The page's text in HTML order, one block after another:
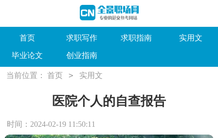
首页 求职写作 求职指南 实用文
毕业论文 创业指南
当前位置： 首页 > 实用文
医院个人的自查报告
时间：2024-02-19 11:50:11